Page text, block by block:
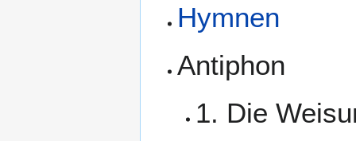
Hymnen
Antiphon
1. Die